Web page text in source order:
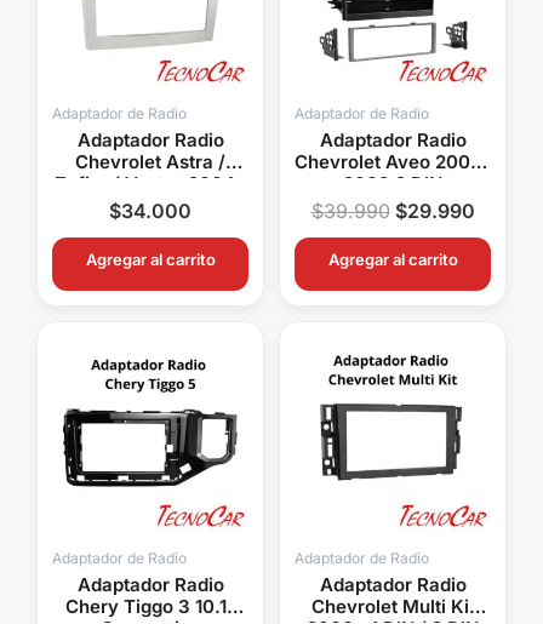
Adaptador de Radio
Adaptador Radio
Chevrolet Astra /
Zafira / Vectra 2004+
Metra ACHP009
$34.000
Agregar al carrito
Adaptador de Radio
Adaptador Radio
Chevrolet Aveo 2004-
2008 2 DIN
Connection ACH99-
7951
$39.990 $29.990
Agregar al carrito
Adaptador de Radio
Adaptador Radio
Chery Tiggo 3 10.1″
Adaptador de Radio
Adaptador Radio
Chevrolet Multi Kit